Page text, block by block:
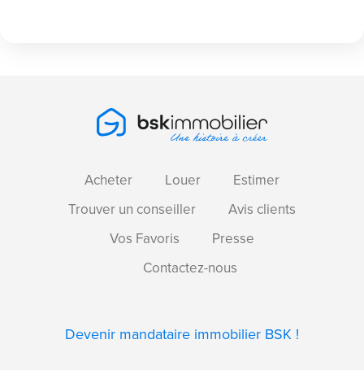
Acheter Louer
Estimer
Trouver un conseiller
Avis clients
Vos Favoris
Presse
Contactez-nous
Devenir mandataire immobilier BSK !